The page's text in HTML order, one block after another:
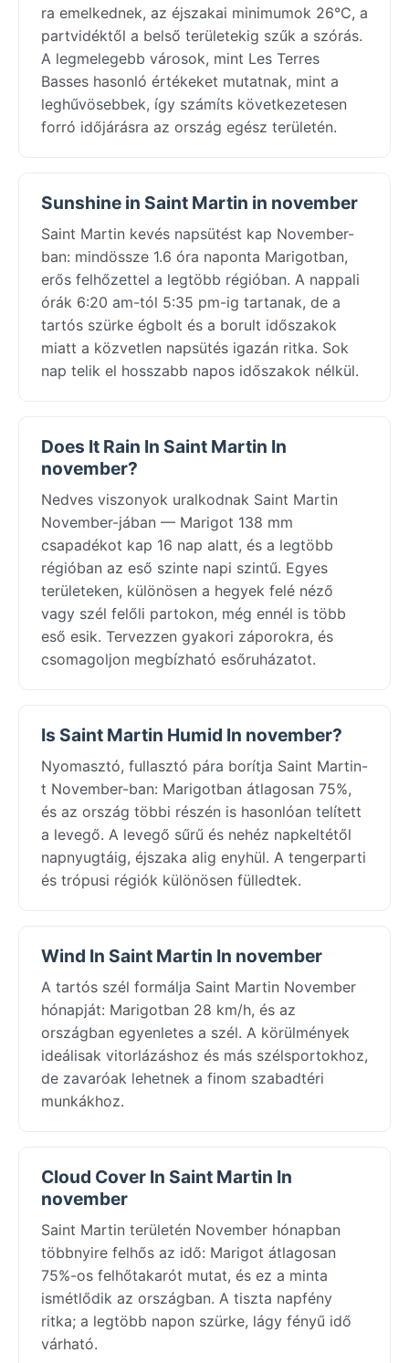
ra emelkednek, az éjszakai minimumok 26°C, a
partvidéktől a belső területekig szűk a szórás.
A legmelegebb városok, mint Les Terres
Basses hasonló értékeket mutatnak, mint a
leghűvösebbek, így számíts következetesen
forró időjárásra az ország egész területén.
Sunshine in Saint Martin in november
Saint Martin kevés napsütést kap November-
ban: mindössze 1.6 óra naponta Marigotban,
erős felhőzettel a legtöbb régióban. A nappali
órák 6:20 am-tól 5:35 pm-ig tartanak, de a
tartós szürke égbolt és a borult időszakok
miatt a közvetlen napsütés igazán ritka. Sok
nap telik el hosszabb napos időszakok nélkül.
Does It Rain In Saint Martin In
november?
Nedves viszonyok uralkodnak Saint Martin
November-jában — Marigot 138 mm
csapadékot kap 16 nap alatt, és a legtöbb
régióban az eső szinte napi szintű. Egyes
területeken, különösen a hegyek felé néző
vagy szél felőli partokon, még ennél is több
eső esik. Tervezzen gyakori záporokra, és
csomagoljon megbízható esőruházatot.
Is Saint Martin Humid In november?
Nyomasztó, fullasztó pára borítja Saint Martin-
t November-ban: Marigotban átlagosan 75%,
és az ország többi részén is hasonlóan telített
a levegő. A levegő sűrű és nehéz napkeltétől
napnyugtáig, éjszaka alig enyhül. A tengerparti
és trópusi régiók különösen fülledtek.
Wind In Saint Martin In november
A tartós szél formálja Saint Martin November
hónapját: Marigotban 28 km/h, és az
országban egyenletes a szél. A körülmények
ideálisak vitorlázáshoz és más szélsportokhoz,
de zavaróak lehetnek a finom szabadtéri
munkákhoz.
Cloud Cover In Saint Martin In
november
Saint Martin területén November hónapban
többnyire felhős az idő: Marigot átlagosan
75%-os felhőtakarót mutat, és ez a minta
ismétlődik az országban. A tiszta napfény
ritka; a legtöbb napon szürke, lágy fényű idő
várható.